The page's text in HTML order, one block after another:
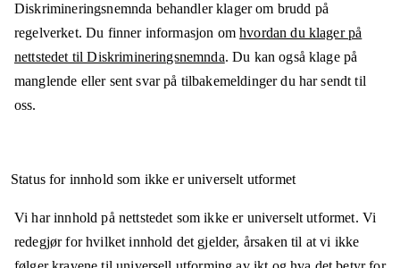
Diskrimineringsnemnda behandler klager om brudd på
regelverket. Du finner informasjon omhvordan du klager på
nettstedet til Diskrimineringsnemnda. Du kan også klage på
manglende eller sent svar på tilbakemeldinger du har sendt til
oss.
Status for innhold som ikke er universelt utformet
Vi har innhold på nettstedet som ikke er universelt utformet. Vi
redegjør for hvilket innhold det gjelder, årsaken til at vi ikke